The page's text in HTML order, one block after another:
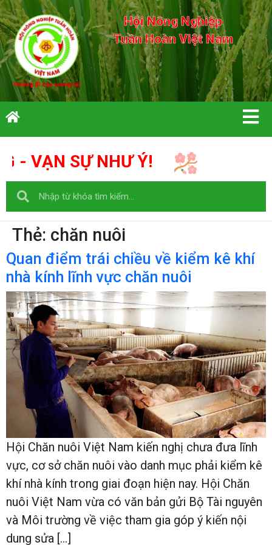
Hội Nông Nghiệp
Tuần Hoàn Việt Nam
VẠN SỰ NHƯ Ý!
Thẻ: chăn nuôi
Quan điểm trái chiều về kiểm kê khí
nhà kính lĩnh vực chăn nuôi
Hội Chăn nuôi Việt Nam kiến nghị chưa đưa lĩnh
vực, cơ sở chăn nuôi vào danh mục phải kiểm kê
khí nhà kính trong giai đoạn hiện nay. Hội Chăn
nuôi Việt Nam vừa có văn bản gửi Bộ Tài nguyên
và Môi trường về việc tham gia góp ý kiến nội
dung sửa […]